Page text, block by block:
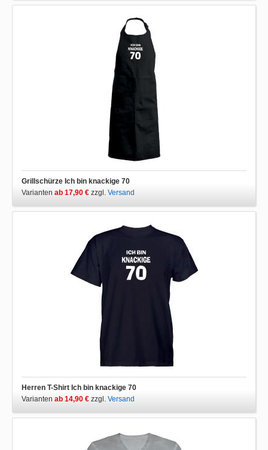
Grillschürze Ich bin knackige 70
Varianten ab 17,90 € zzgl. Versand
Herren T-Shirt Ich bin knackige 70
Varianten ab 14,90 € zzgl. Versand